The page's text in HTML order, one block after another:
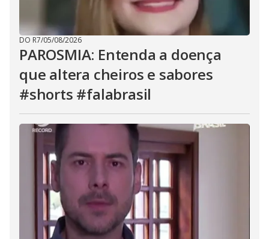
DO R7/05/08/2026
PAROSMIA: Entenda a doença
que altera cheiros e sabores
#shorts #falabrasil